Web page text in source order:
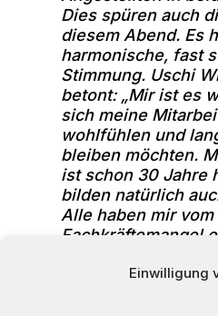
Einwilligung
Dies spüren auch
diesem Abend. Es
harmonische, fast
Stimmung. Uschi
betont: „Mir ist es
sich meine
wohlfühlen und
bleiben möchten.
ist schon 30 Jahre
bilden natürlich
Alle haben mir vom
Fachkräftemangel
Personal